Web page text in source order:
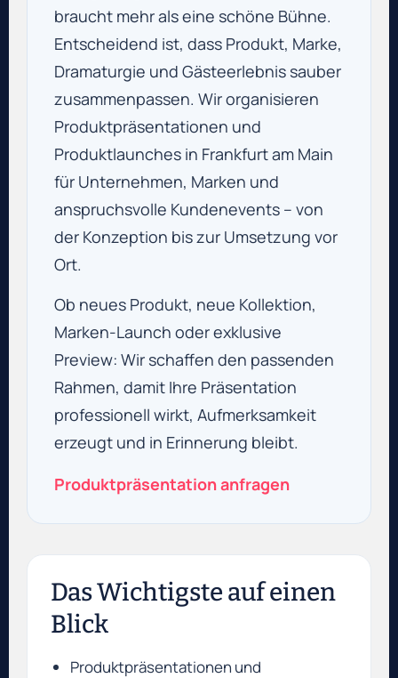
braucht mehr als eine schöne Bühne.
Entscheidend ist, dass Produkt, Marke,
Dramaturgie und Gästeerlebnis sauber
zusammenpassen. Wir organisieren
Produktpräsentationen und
Produktlaunches in Frankfurt am Main
für Unternehmen, Marken und
anspruchsvolle Kundenevents – von
der Konzeption bis zur Umsetzung vor
Ort.
Ob neues Produkt, neue Kollektion,
Marken-Launch oder exklusive
Preview: Wir schaffen den passenden
Rahmen, damit Ihre Präsentation
professionell wirkt, Aufmerksamkeit
erzeugt und in Erinnerung bleibt.
Produktpräsentation anfragen
Das Wichtigste auf einen
Blick
Produktpräsentationen und